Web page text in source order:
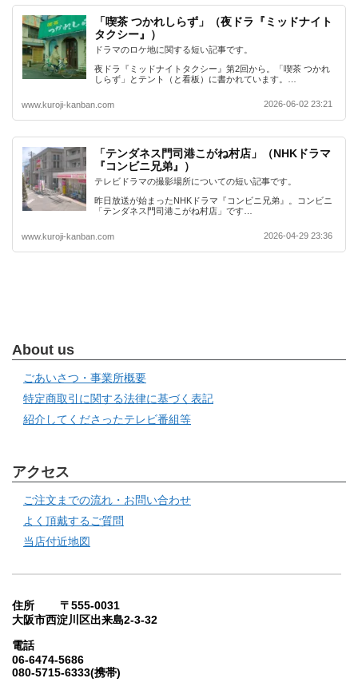
「喫茶 つかれしらず」（夜ドラ『ミッドナイト
タクシー』）
ドラマのロケ地に関する短い記事です。
夜ドラ『ミッドナイトタクシー』第2回から。「喫茶 つかれ
しらず」とテント（と看板）に書かれています。…
www.kuroji-kanban.com 2026-06-02 23:21
「テンダネス門司港こがね村店」（NHKドラマ
『コンビニ兄弟』）
テレビドラマの撮影場所についての短い記事です。
昨日放送が始まったNHKドラマ『コンビニ兄弟』。コンビニ
「テンダネス門司港こがね村店」です…
www.kuroji-kanban.com 2026-04-29 23:36
About us
ごあいさつ・事業所概要
特定商取引に関する法律に基づく表記
紹介してくださったテレビ番組等
アクセス
ご注文までの流れ・お問い合わせ
よく頂戴するご質問
当店付近地図
住所 〒555-0031
大阪市西淀川区出来島2-3-32
電話
06-6474-5686
080-5715-6333(携帯)